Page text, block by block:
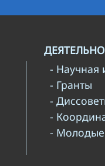
- Научная
- Гранты
-
-
-